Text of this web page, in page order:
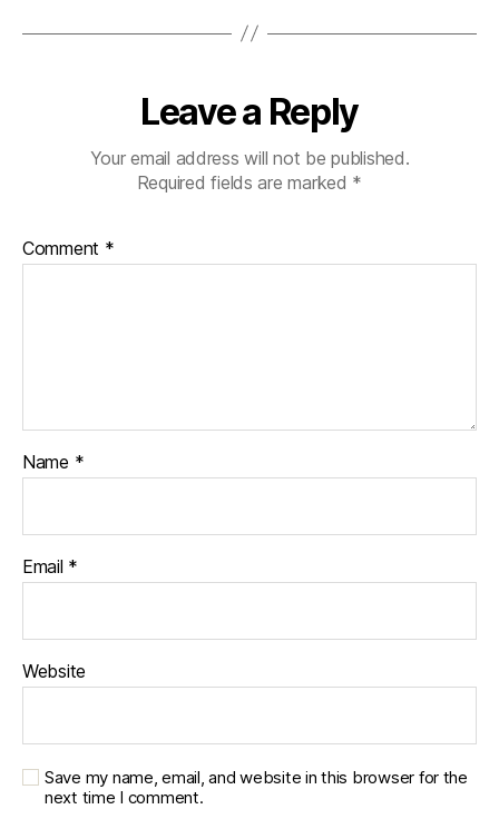
Leave a Reply
Your email address will not be published.
Required fields are marked *
Comment *
Name *
Email *
Website
Save my name, email, and website in this browser for the
next time I comment.